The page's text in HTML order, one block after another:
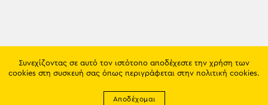
Συνεχίζοντας σε αυτό τον ιστότοπο αποδέχεστε την χρήση των
cookies στη συσκευή σας όπως περιγράφεται στην πολιτική cookies.
Αποδέχομαι